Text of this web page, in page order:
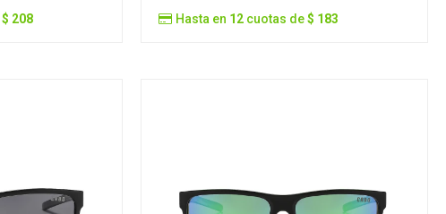
$ 208 Hasta en 12cuotas de$ 183